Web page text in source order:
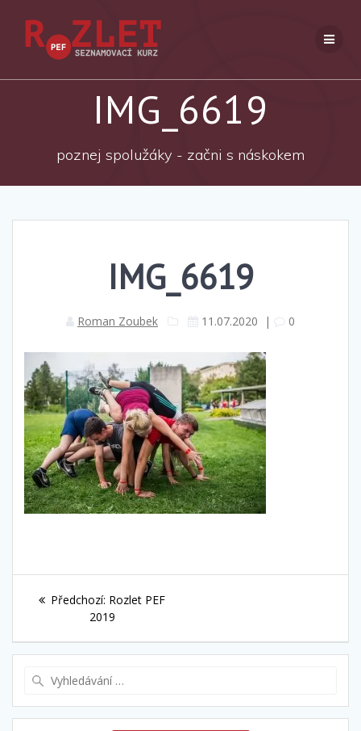
IMG_6619
poznej spolužáky - začni s náskokem
IMG_6619
Roman Zoubek 11.07.2020 | 0
Navigace
příspěvek
Předchozí: Předchozí
příspěvek:
Rozlet PEF
2019